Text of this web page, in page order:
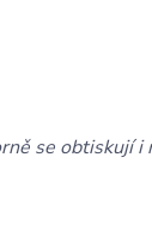
se obtiskují i